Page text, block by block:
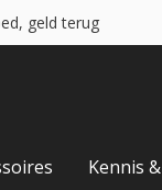
geld terug
Kennis